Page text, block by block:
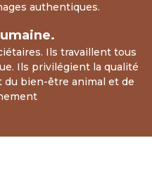
authentiques.
Ils travaillent tous
Ils privilégient la qualité
du bien-être animal et de